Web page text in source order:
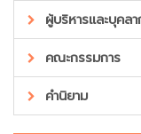
ผู้บริหารและบุคล
คณะกรรมการ
คำนิยาม